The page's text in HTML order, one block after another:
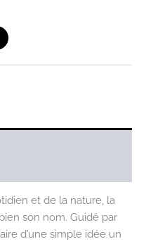
et de la nature, la
son nom. Guidé par
d’une simple idée un